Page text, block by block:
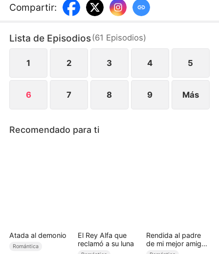
abandona. Alberto, arrepentido, intenta hacerla
volver, pero Lola miente, diciendo que el hijo es de
para que la salvara, Lola confiesa la verdad: aquel
hombre con que salió en la noche de su boda era
su hermano, no un amante.
Compartir:
Lista de Episodios(61 Episodios)
1 2 3 4 5
6 7 8 9 Más
Recomendado para ti
Atada al demonio
Romántica
El Rey Alfa que
reclamó a su luna
Rendida al padre
de mi mejor amiga
(Doblado)